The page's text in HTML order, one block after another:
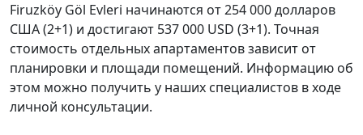
Firuzköy Göl Evleri начинаются от 254 000 долларов
США (2+1) и достигают 537 000 USD (3+1). Точная
стоимость отдельных апартаментов зависит от
планировки и площади помещений. Информацию об
этом можно получить у наших специалистов в ходе
личной консультации.